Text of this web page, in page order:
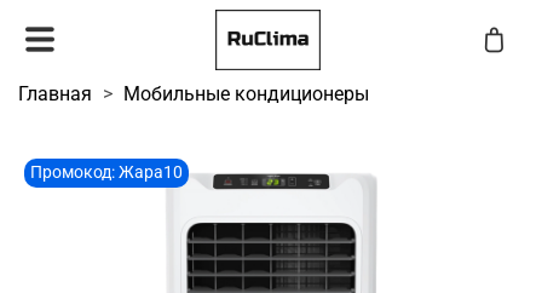
Главная Мобильные кондиционеры
Промокод: Жара10